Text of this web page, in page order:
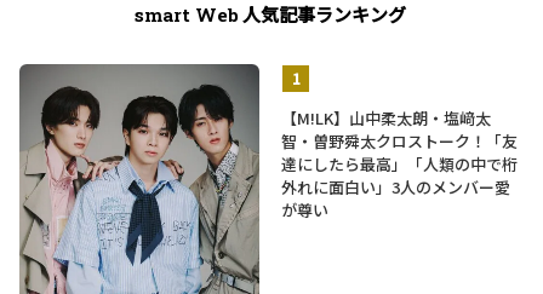
smart Web 人気記事ランキング
【M!LK】山中柔太朗・塩﨑太
智・曽野舜太クロストーク！「友
達にしたら最高」「人類の中で桁
外れに面白い」3人のメンバー愛
が尊い